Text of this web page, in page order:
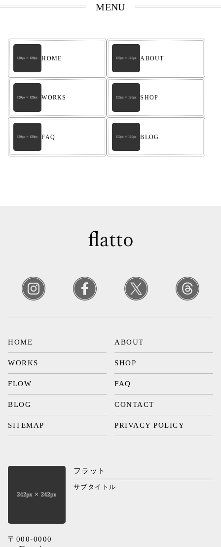
MENU
HOME ABOUT
WORKS SHOP
FAQ BLOG
HOME ABOUT
WORKS SHOP
FLOW FAQ
BLOG CONTACT
SITEMAP PRIVACY POLICY
フラット
サブタイトル
〒000-0000